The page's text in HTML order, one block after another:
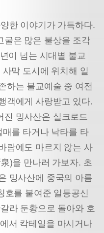
한 이야기가 가득하다.
굴은 많은 불상을 조각
이 넘는 시대별 불교
막 도시에 위치해 일
하는 불교예술 중 여전
객에게 사랑받고 있다.
진 밍사산은 실크로드
를 타거나 낙타를 타
람에도 마르지 않는 사
)을 만나러 가보자. 초
밍사산에 중국의 아름
호를 붙여준 일등공신
라 둔황으로 돌아와 호
서 칵테일을 마시거나